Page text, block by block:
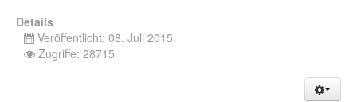
Details
Veröffentlicht: 08. Juli 2015
Zugriffe: 28715